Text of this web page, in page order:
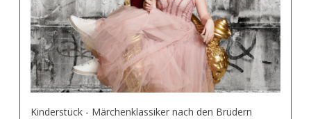
Kinderstück - Märchenklassiker nach den Brüdern